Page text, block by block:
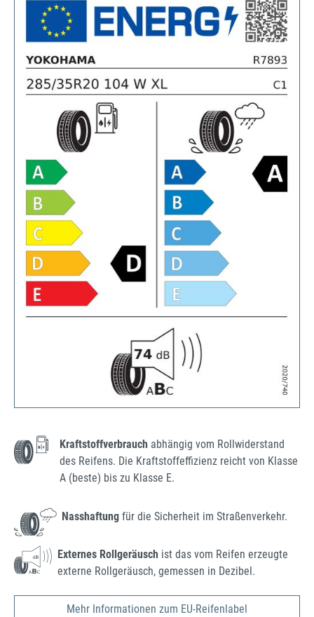
Kraftstoffverbrauch abhängig vom Rollwiderstand
des Reifens. Die Kraftstoffeffizienz reicht von Klasse
A (beste) bis zu Klasse E.
Nasshaftung für die Sicherheit im Straßenverkehr.
Externes Rollgeräusch ist das vom Reifen erzeugte
externe Rollgeräusch, gemessen in Dezibel.
Mehr Informationen zum EU-Reifenlabel